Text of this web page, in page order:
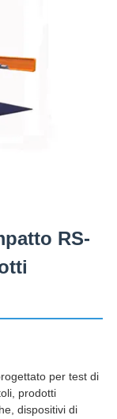
RS-
per test di
prodotti
dispositivi di